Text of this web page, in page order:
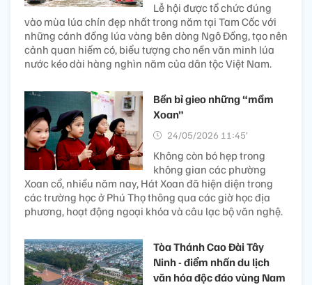
Lễ hội được tổ chức đúng
vào mùa lúa chín đẹp nhất trong năm tại Tam Cốc với
những cánh đồng lúa vàng bên dòng Ngô Đồng, tạo nên
cảnh quan hiếm có, biểu tượng cho nền văn minh lúa
nước kéo dài hàng nghìn năm của dân tộc Việt Nam.
Bền bỉ gieo những “mầm
Xoan”
24/05/2026 11:45’
Không còn bó hẹp trong
không gian các phường
Xoan cổ, nhiều năm nay, Hát Xoan đã hiện diện trong
các trường học ở Phú Thọ thông qua các giờ học địa
phương, hoạt động ngoại khóa và câu lạc bộ văn nghệ.
Tòa Thánh Cao Đài Tây
Ninh - điểm nhấn du lịch
văn hóa độc đáo vùng Nam